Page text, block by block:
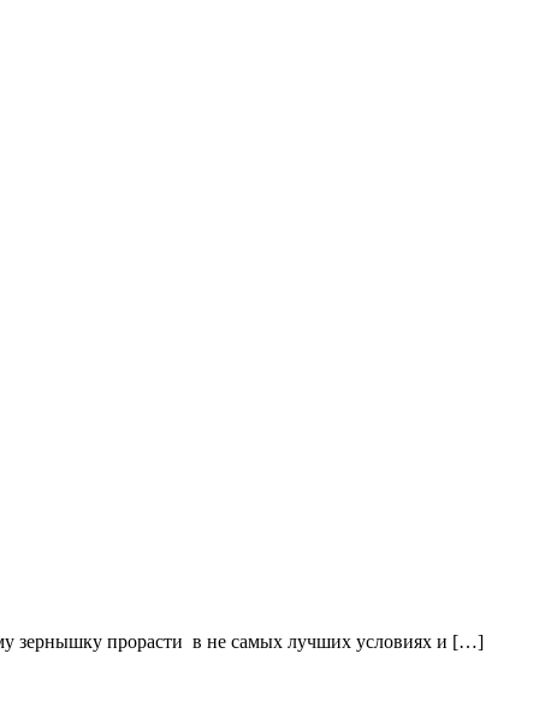
зернышку прорасти в не самых лучших условиях и […]